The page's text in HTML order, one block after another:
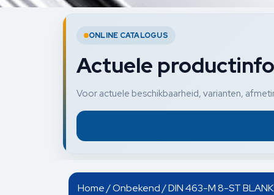
ONLINE CATALOGUS
Actuele
Voor actuele beschikbaarheid, varianten,
Home/Onbekend/ DIN 463-M 8-ST